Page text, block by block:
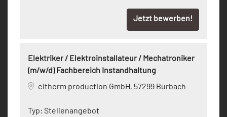
Jetzt bewerben!
Elektriker / Elektroinstallateur / Mechatroniker
(m/w/d) Fachbereich Instandhaltung
eltherm production GmbH, 57299 Burbach
Typ: Stellenangebot